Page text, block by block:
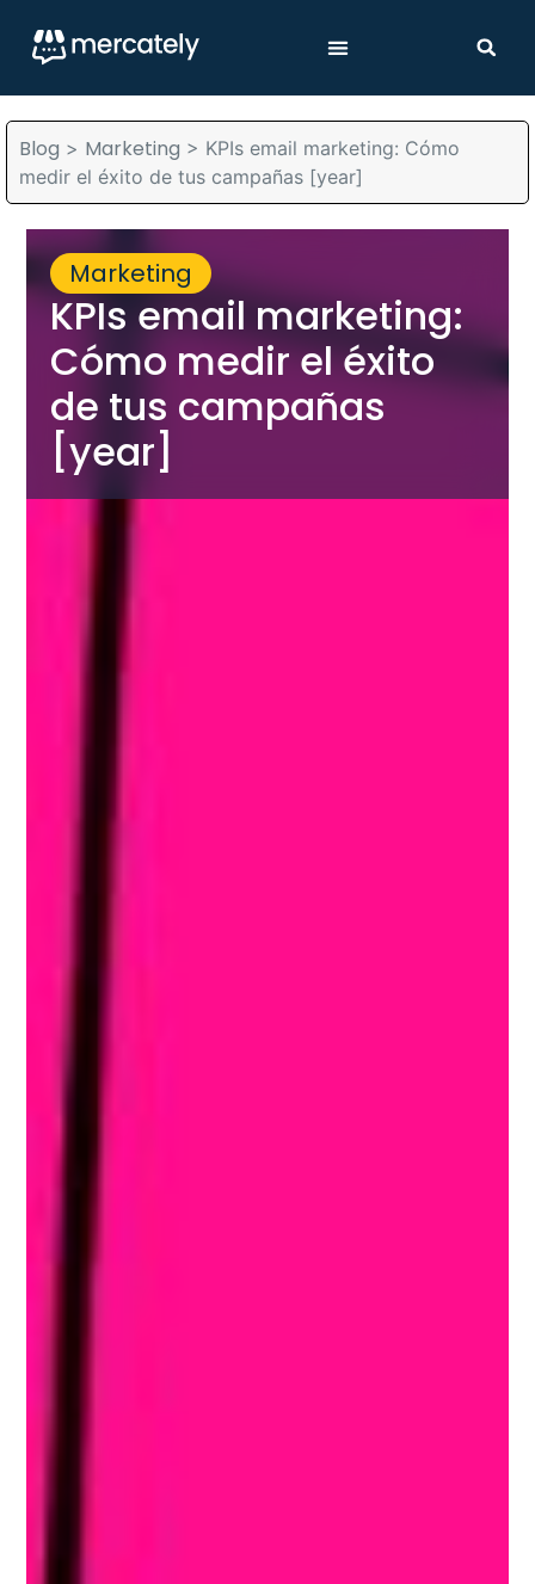
Blog > Marketing > KPIs email marketing: Cómo
medir el éxito de tus campañas [year]
Marketing
KPIs email marketing:
Cómo medir el éxito
de tus campañas
[year]